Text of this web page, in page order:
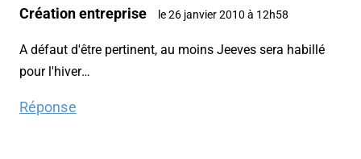
Création entreprise le 26 janvier 2010 à 12h58
A défaut d'être pertinent, au moins Jeeves sera habillé
pour l'hiver…
Réponse